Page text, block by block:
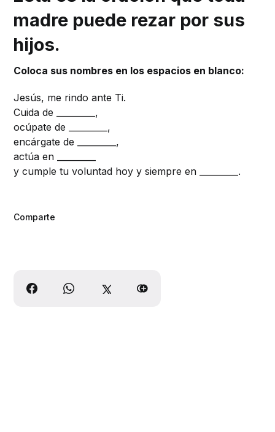
madre puede rezar por sus
hijos.
Coloca sus nombres en los espacios en blanco:
Jesús, me rindo ante Ti.
Cuida de _________,
ocúpate de _________,
encárgate de _________,
actúa en _________
y cumple tu voluntad hoy y siempre en _________.
Comparte